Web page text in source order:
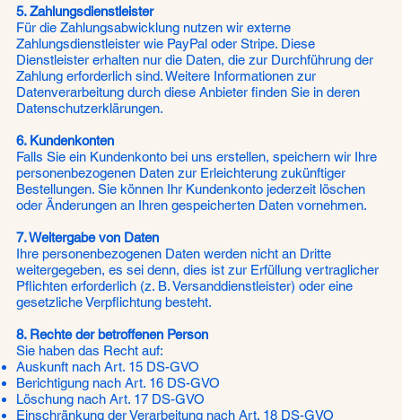
5. Zahlungsdienstleister
Für die Zahlungsabwicklung nutzen wir externe
Zahlungsdienstleister wie PayPal oder Stripe. Diese
Dienstleister erhalten nur die Daten, die zur Durchführung der
Zahlung erforderlich sind. Weitere Informationen zur
Datenverarbeitung durch diese Anbieter finden Sie in deren
Datenschutzerklärungen.
6. Kundenkonten
Falls Sie ein Kundenkonto bei uns erstellen, speichern wir Ihre
personenbezogenen Daten zur Erleichterung zukünftiger
Bestellungen. Sie können Ihr Kundenkonto jederzeit löschen
oder Änderungen an Ihren gespeicherten Daten vornehmen.
7. Weitergabe von Daten
Ihre personenbezogenen Daten werden nicht an Dritte
weitergegeben, es sei denn, dies ist zur Erfüllung vertraglicher
Pflichten erforderlich (z. B. Versanddienstleister) oder eine
gesetzliche Verpflichtung besteht.
8. Rechte der betroffenen Person
Sie haben das Recht auf:
Auskunft nach Art. 15 DS-GVO
Berichtigung nach Art. 16 DS-GVO
Löschung nach Art. 17 DS-GVO
Einschränkung der Verarbeitung nach Art. 18 DS-GVO